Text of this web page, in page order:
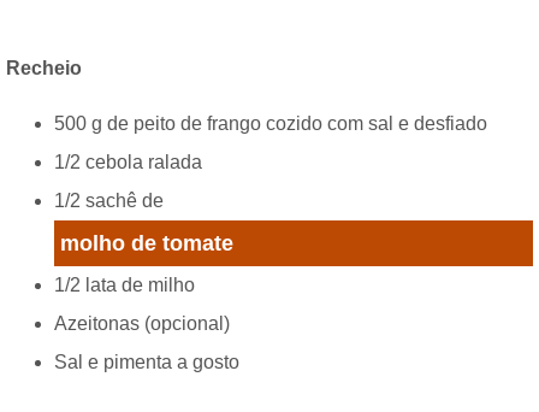
Recheio
500 g de peito de frango cozido com sal e desfiado
1/2 cebola ralada
1/2 sachê de
molho de tomate
1/2 lata de milho
Azeitonas (opcional)
Sal e pimenta a gosto